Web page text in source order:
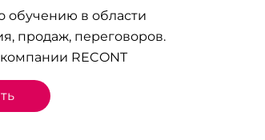
обучению в области
продаж, переговоров.
RECONT